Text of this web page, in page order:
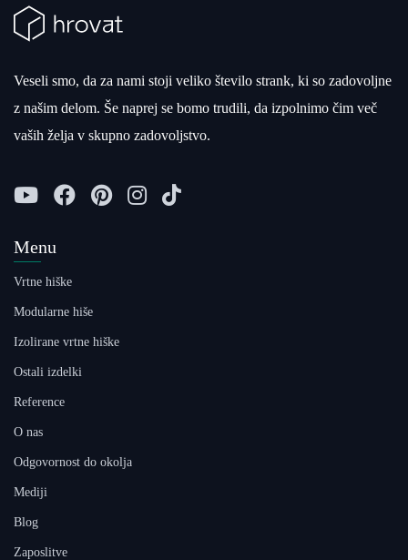
Veseli smo, da za nami stoji veliko število strank, ki so zadovoljne
z našim delom. Še naprej se bomo trudili, da izpolnimo čim več
vaših želja v skupno zadovoljstvo.
Menu
Vrtne hiške
Modularne hiše
Izolirane vrtne hiške
Ostali izdelki
Reference
O nas
Odgovornost do okolja
Mediji
Blog
Zaposlitve